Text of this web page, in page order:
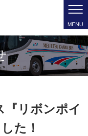
MENU
『リボンポイ
た！